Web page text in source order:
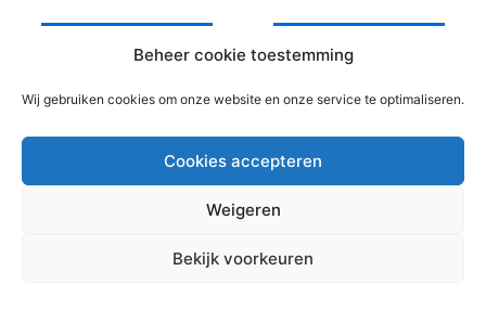
Beheer cookie toestemming
Wij gebruiken cookies om onze website en onze service te optimaliseren.
Cookies accepteren
Weigeren
Bekijk voorkeuren
In winkelwagen
doorAstra WordPress thema